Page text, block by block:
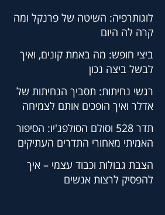
לוגותרפיה: השיטה של פרנקל ומה
קרה לה היום
ביצי חופש: מה באמת קונים, ואיך
לבשל ביצה נכון
רגשי נחיתות: תסביך הנחיתות של
אדלר ואיך הופכים אותם לצמיחה
תדר 528 וסולם הסולפג'יו: הסיפור
האמיתי מאחורי התדרים העתיקים
הצבת גבולות וכבוד עצמי – איך
להפסיק לרצות אנשים